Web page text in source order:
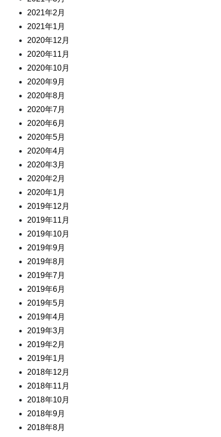
2021年2月
2021年1月
2020年12月
2020年11月
2020年10月
2020年9月
2020年8月
2020年7月
2020年6月
2020年5月
2020年4月
2020年3月
2020年2月
2020年1月
2019年12月
2019年11月
2019年10月
2019年9月
2019年8月
2019年7月
2019年6月
2019年5月
2019年4月
2019年3月
2019年2月
2019年1月
2018年12月
2018年11月
2018年10月
2018年9月
2018年8月